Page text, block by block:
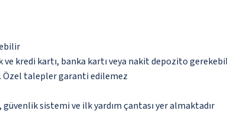
kredi kartı, banka kartı veya nakit depozito
Özel talepler garanti edilemez
sistemi ve ilk yardım çantası yer almaktadır